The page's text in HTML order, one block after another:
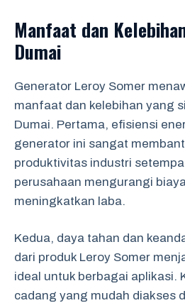
Manfaat dan
Dumai
Generator Leroy Somer
manfaat dan kelebihan yang
Dumai. Pertama, efisiensi
generator ini sangat
produktivitas industri
perusahaan mengurangi
meningkatkan laba.
Kedua, daya tahan dan
dari produk Leroy Somer
ideal untuk berbagai aplikasi.
cadang yang mudah diakses